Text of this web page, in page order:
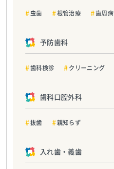
虫歯 根管治療 歯周病
予防歯科
歯科検診 クリーニング
歯科口腔外科
抜歯 親知らず
入れ歯・義歯